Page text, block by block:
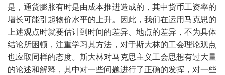
是，通货膨胀有时是由成本推进造成的，其中货币工资率的
增长可能引起物价水平的上升。因此，我们在运用马克思的
上述观点时就要估计到时间的差异、地点的差异，不为具体
结论所困顿，注重学习其方法，对于斯大林的工会理论观点
也应取同样的态度。斯大林对马克思主义工会思想有过大量
的论述和解释，其中对一些问题进行了正确的发挥，对一些